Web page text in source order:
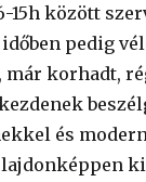
15h között
pedig
már korhadt,
és